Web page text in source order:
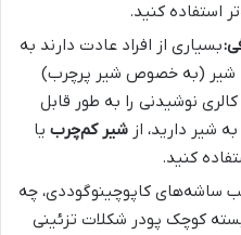
استفاده کنید.
بسیاری از افراد عادت دارند به
شیر (به خصوص شیر پرچرب)
نوشیدنی را به طور قابل
شیر دارید، از شیر کم‌چرب یا
کنید.
ساشه‌های کاپوچینوگوددی، چه
کوچک پودر شکلات تزئینی